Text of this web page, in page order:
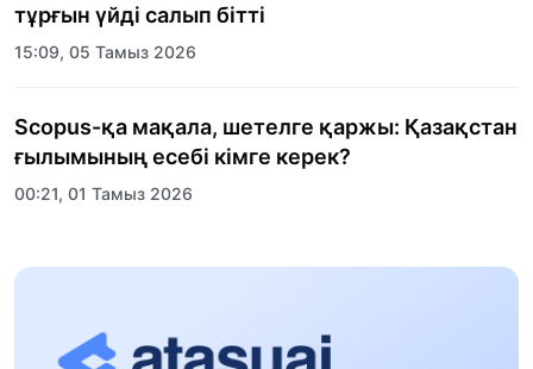
тұрғын үйді салып бітті
15:09, 05 Тамыз 2026
Scopus-қа мақала, шетелге қаржы: Қазақстан
ғылымының есебі кімге керек?
00:21, 01 Тамыз 2026
«Заң керуені» жобасы: Абай облысында
17:31, 31 Шілде 2026